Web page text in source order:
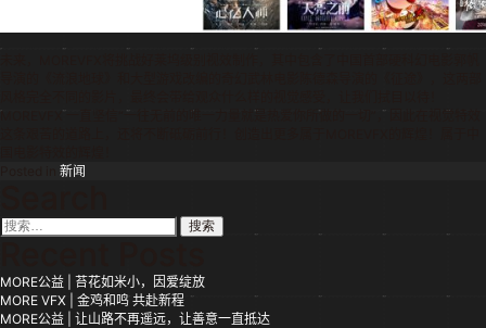
MOREVFX 一直坚信“一往无前的唯一力量就是热爱你所做的一切”，因此在视觉特效
新闻
搜
MORE公益 | 苔花如米小，因爱绽放
MORE VFX | 金鸡和鸣 共赴新程
MORE公益 | 让山路不再遥远，让善意一直抵达